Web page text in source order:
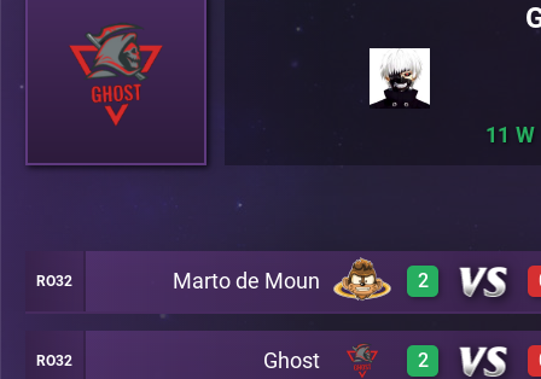
11
RO32 Marto de Moun 2
A22
RO32 Ghost 2